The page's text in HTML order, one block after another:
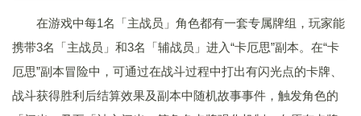
在游戏中每1名「主战员」角色都有一套专属牌组，玩家能
携带3名「主战员」和3名「辅战员」进入“卡厄思”副本。在“卡
厄思”副本冒险中，可通过在战斗过程中打出有闪光点的卡牌、
战斗获得胜利后结算效果及副本中随机故事事件，触发角色的